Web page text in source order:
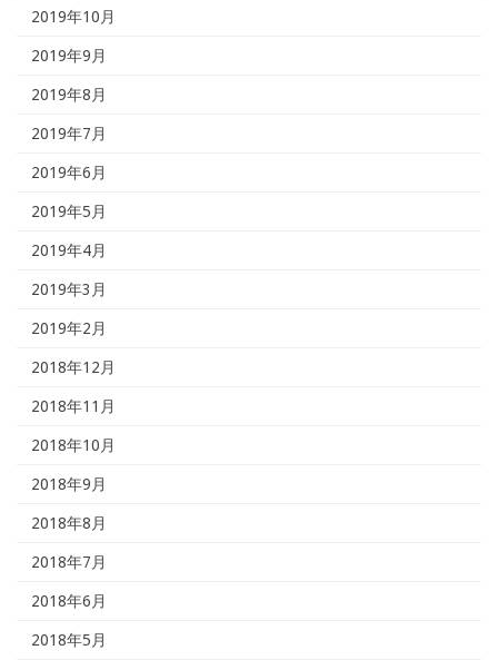
2019年10月
2019年9月
2019年8月
2019年7月
2019年6月
2019年5月
2019年4月
2019年3月
2019年2月
2018年12月
2018年11月
2018年10月
2018年9月
2018年8月
2018年7月
2018年6月
2018年5月